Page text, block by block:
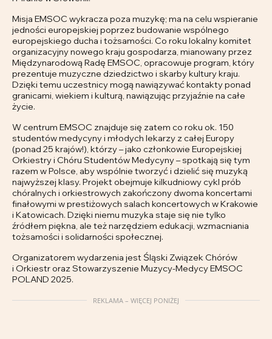
Misja EMSOC wykracza poza muzykę; ma na celu wspieranie
jedności europejskiej poprzez budowanie wspólnego
europejskiego ducha i tożsamości. Co roku lokalny komitet
organizacyjny nowego kraju gospodarza, mianowany przez
Międzynarodową Radę EMSOC, opracowuje program, który
prezentuje muzyczne dziedzictwo i skarby kultury kraju.
Dzięki temu uczestnicy mogą nawiązywać kontakty ponad
granicami, wiekiem i kulturą, nawiązując przyjaźnie na całe
życie.
W centrum EMSOC znajduje się zatem co roku ok. 150
studentów medycyny i młodych lekarzy z całej Europy
(ponad 25 krajów!), którzy – jako członkowie Europejskiej
Orkiestry i Chóru Studentów Medycyny – spotkają się tym
razem w Polsce, aby wspólnie tworzyć i dzielić się muzyką
najwyższej klasy. Projekt obejmuje kilkudniowy cykl prób
chóralnych i orkiestrowych zakończony dwoma koncertami
finałowymi w prestiżowych salach koncertowych w Krakowie
i Katowicach. Dzięki niemu muzyka staje się nie tylko
źródłem piękna, ale też narzędziem edukacji, wzmacniania
tożsamości i solidarności społecznej.
Organizatorem wydarzenia jest Śląski Związek Chórów
i Orkiestr oraz Stowarzyszenie Muzycy-Medycy EMSOC
POLAND 2025.
REKLAMA – WIĘCEJ PONIŻEJ